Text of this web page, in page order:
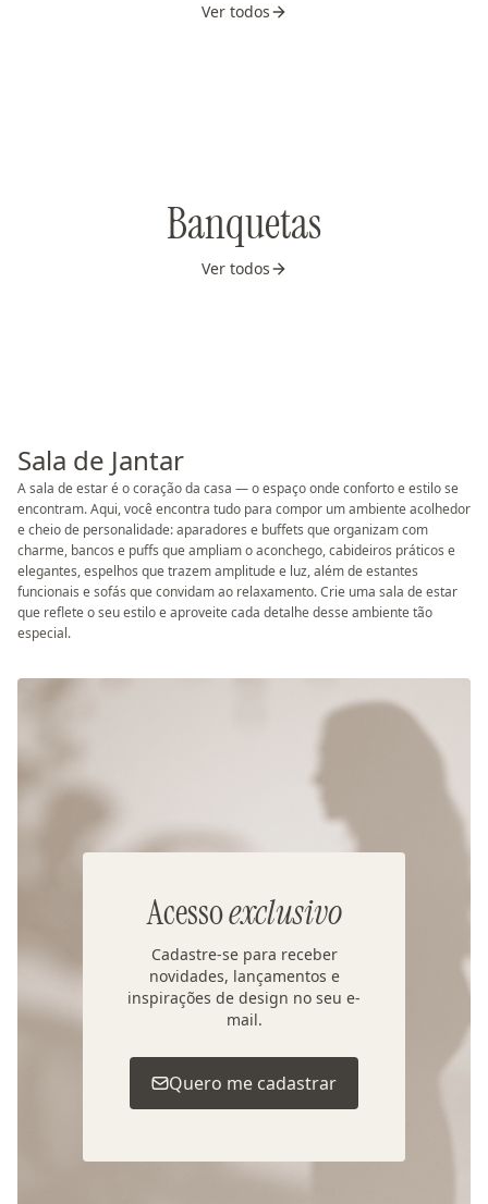
Ver todos
Banquetas
Ver todos
Sala de Jantar
A sala de estar é o coração da casa — o espaço onde conforto e estilo se
encontram. Aqui, você encontra tudo para compor um ambiente acolhedor
e cheio de personalidade: aparadores e buffets que organizam com
charme, bancos e puffs que ampliam o aconchego, cabideiros práticos e
elegantes, espelhos que trazem amplitude e luz, além de estantes
funcionais e sofás que convidam ao relaxamento. Crie uma sala de estar
que reflete o seu estilo e aproveite cada detalhe desse ambiente tão
especial.
Acessoexclusivo
Cadastre-se para receber
novidades, lançamentos e
inspirações de design no seu e-
mail.
Quero me cadastrar